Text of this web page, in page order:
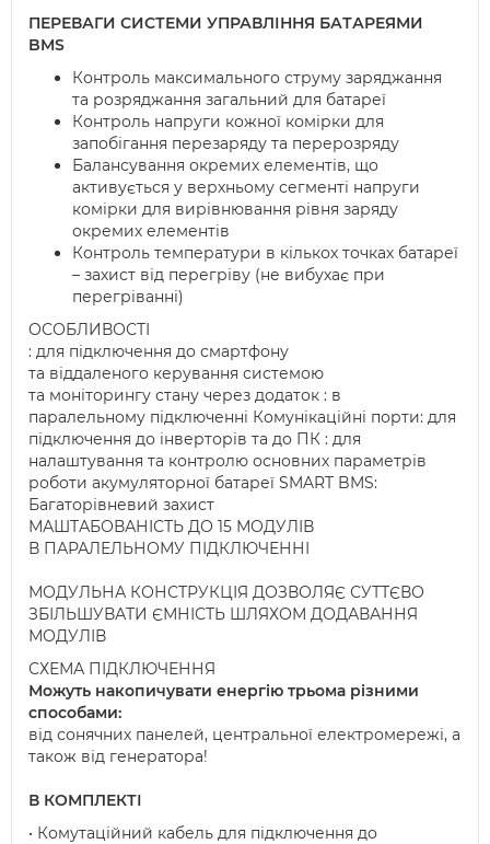
ПЕРЕВАГИ СИСТЕМИ УПРАВЛІННЯ БАТАРЕЯМИ
BMS
Контроль максимального струму заряджання
та розряджання загальний для батареї
Контроль напруги кожної комірки для
запобігання перезаряду та перерозряду
Балансування окремих елементів, що
активується у верхньому сегменті напруги
комірки для вирівнювання рівня заряду
окремих елементів
Контроль температури в кількох точках батареї
– захист від перегріву (не вибухає при
перегріванні)
ОСОБЛИВОСТІ
: для підключення до смартфону
та віддаленого керування системою
та моніторингу стану через додаток : в
паралельному підключенні Комунікаційні порти: для
підключення до інверторів та до ПК : для
налаштування та контролю основних параметрів
роботи акумуляторної батареї SMART BMS:
Багаторівневий захист
МАШТАБОВАНІСТЬ ДО 15 МОДУЛІВ
В ПАРАЛЕЛЬНОМУ ПІДКЛЮЧЕННІ
МОДУЛЬНА КОНСТРУКЦІЯ ДОЗВОЛЯЄ СУТТЄВО
ЗБІЛЬШУВАТИ ЄМНІСТЬ ШЛЯХОМ ДОДАВАННЯ
МОДУЛІВ
СХЕМА ПІДКЛЮЧЕННЯ
Можуть накопичувати енергію трьома різними
способами:
від сонячних панелей, центральної електромережі, а
також від генератора!
В КОМПЛЕКТІ
• Комутаційний кабель для підключення до